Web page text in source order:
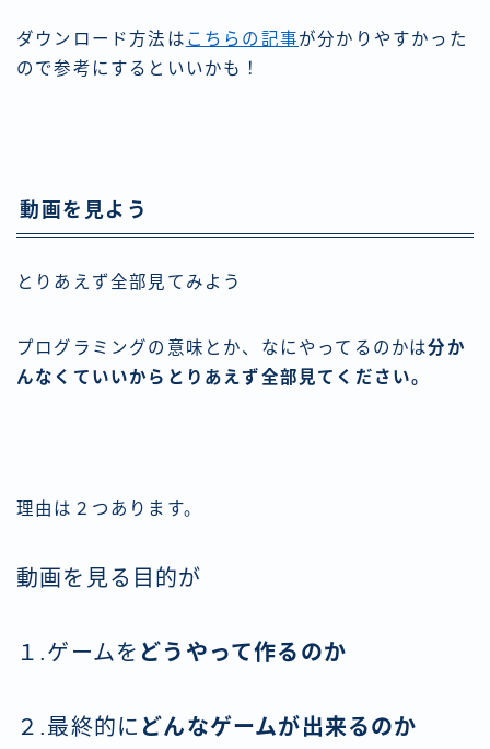
ダウンロード方法は こちらの記事が分かりやすかった
ので参考にするといいかも！
動画を見よう
とりあえず全部見てみよう
プログラミングの意味とか、なにやってるのかは分か
んなくていいからとりあえず全部見てください。
理由は２つあります。
動画を見る目的が
１.ゲームを どうやって作るのか
２.最終的に どんなゲームが出来るのか